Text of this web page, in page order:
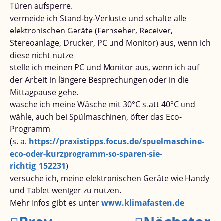
Türen aufsperre.
vermeide ich Stand-by-Verluste und schalte alle
elektronischen Geräte (Fernseher, Receiver,
Stereoanlage, Drucker, PC und Monitor) aus, wenn ich
diese nicht nutze.
stelle ich meinen PC und Monitor aus, wenn ich auf
der Arbeit in längere Besprechungen oder in die
Mittagpause gehe.
wasche ich meine Wäsche mit 30°C statt 40°C und
wähle, auch bei Spülmaschinen, öfter das Eco-
Programm
(s. a. https://praxistipps.focus.de/spuelmaschine-
eco-oder-kurzprogramm-so-sparen-sie-
richtig_152231)
versuche ich, meine elektronischen Geräte wie Handy
und Tablet weniger zu nutzen.
Mehr Infos gibt es unterwww.klimafasten.de